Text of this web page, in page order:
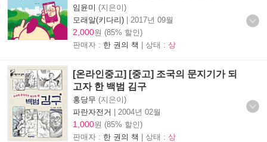
임윤미 (지은이)
모래알(키다리) | 2017년 09월
2,000원 (85% 할인)
판매자 : 한 권의 책 | 상태 : 상
[온라인중고] [중고] 조국의 문지기가 되
고자 한 백범 김구
홍당무 (지은이)
파란자전거 | 2004년 02월
1,000원 (85% 할인)
판매자 : 한 권의 책 | 상태 : 상